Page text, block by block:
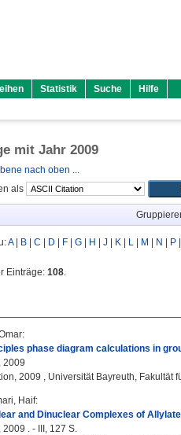
Statistik Suche Hilfe
mit Jahr 2009
nach oben ...
als
A| B C D F G H J K L M N P
Einträge: 108.
:
phase diagram calculations in
2009
2009 , Universität Bayreuth, Fakultät
Haif:
and Dinuclear Complexes of
2009 . - III, 127 S.